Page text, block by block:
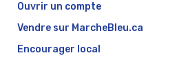
Ouvrir un compte
Vendre sur MarcheBleu.ca
Encourager local